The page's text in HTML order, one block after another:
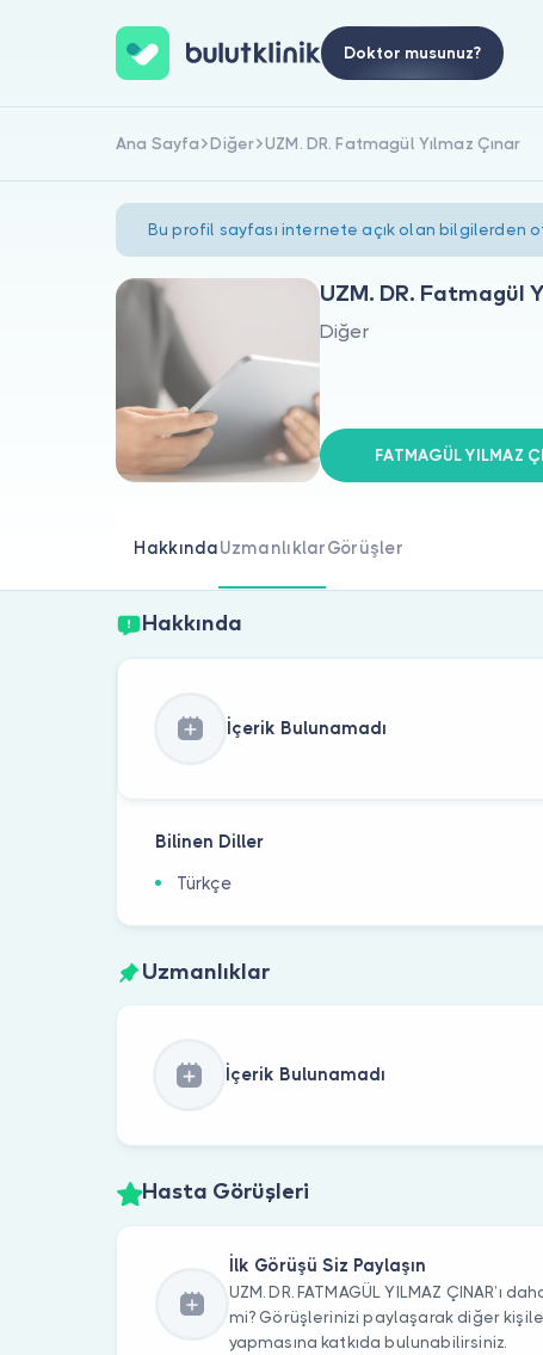
Doktor musunuz?
Ana Sayfa Diğer UZM. DR. Fatmagül Yılmaz Çınar
Bu profil sayfası internete açık olan bilgilerden
UZM. DR. Fatmagül
Diğer
FATMAGÜL YILMAZ
HakkındaUzmanlıklarGörüşler
Hakkında
İçerik Bulunamadı
Bilinen Diller
Türkçe
Uzmanlıklar
İçerik Bulunamadı
Hasta Görüşleri
İlk Görüşü Siz Paylaşın
UZM. DR. FATMAGÜL YILMAZ ÇINAR’ı
mi? Görüşlerinizi paylaşarak diğer
yapmasına katkıda bulunabilirsiniz.